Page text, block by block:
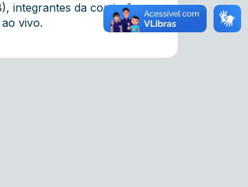
integrantes da comissão
vivo.